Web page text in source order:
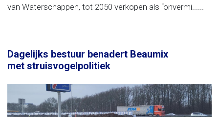
van Waterschappen, tot 2050 verkopen als “onvermi......
Dagelijks bestuur benadert Beaumix
met struisvogelpolitiek